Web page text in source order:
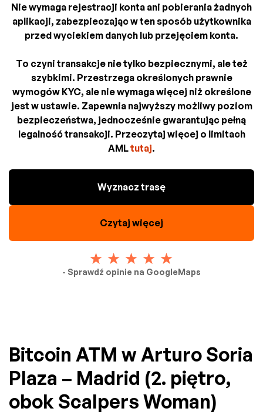
Nie wymaga rejestracji konta ani pobierania żadnych
aplikacji, zabezpieczając w ten sposób użytkownika
przed wyciekiem danych lub przejęciem konta.
To czyni transakcje nie tylko bezpiecznymi, ale też
szybkimi. Przestrzega określonych prawnie
wymogów KYC, ale nie wymaga więcej niż określone
jest w ustawie. Zapewnia najwyższy możliwy poziom
bezpieczeństwa, jednocześnie gwarantując pełną
legalność transakcji. Przeczytaj więcej o limitach
AMLtutaj.
Wyznacz trasę
Czytaj więcej
- Sprawdź opinie na GoogleMaps
Bitcoin ATM w Arturo Soria
Plaza – Madrid (2. piętro,
obok Scalpers Woman)